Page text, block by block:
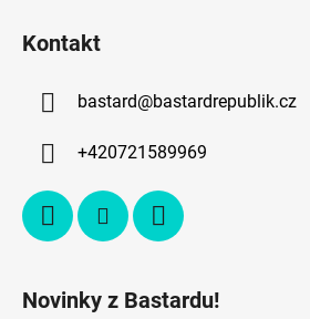
Kontakt
bastard@bastardrepublik.cz
+420721589969
Novinky z Bastardu!